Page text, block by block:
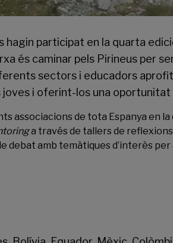
hagin participat en la quarta
és caminar pels Pirineus per
sectors i educadors
joves i oferint-los una
de tota Espanya en
a través de tallers de
amb temàtiques d’interès